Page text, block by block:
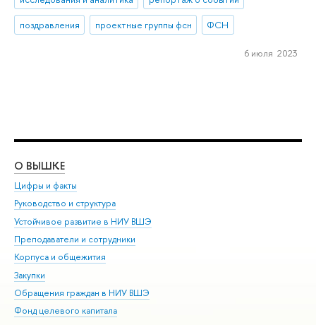
поздравления
проектные группы фсн ФСН
6 июля 2023
О ВЫШКЕ
Цифры и факты
Руководство и структура
Устойчивое развитие в НИУ ВШЭ
Преподаватели и сотрудники
Корпуса и общежития
Закупки
Обращения граждан в НИУ ВШЭ
Фонд целевого капитала